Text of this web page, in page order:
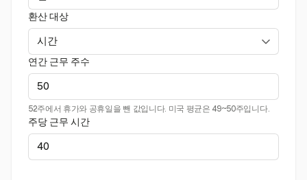
환산 대상
연간 근무 주수
52주에서 휴가와 공휴일을 뺀 값입니다. 미국 평균은 49~50주입니다.
주당 근무 시간